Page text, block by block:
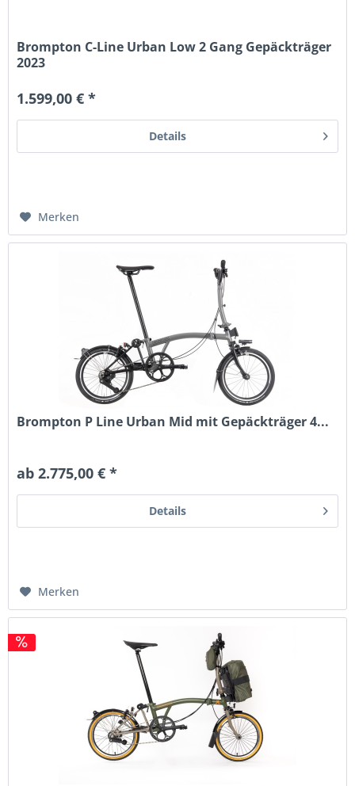
Brompton C-Line Urban Low 2 Gang Gepäckträger
2023
1.599,00 € *
Details
Merken
Brompton P Line Urban Mid mit Gepäckträger 4...
ab 2.775,00 € *
Details
Merken